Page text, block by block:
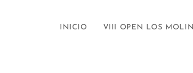
INICIO VIII OPEN LOS